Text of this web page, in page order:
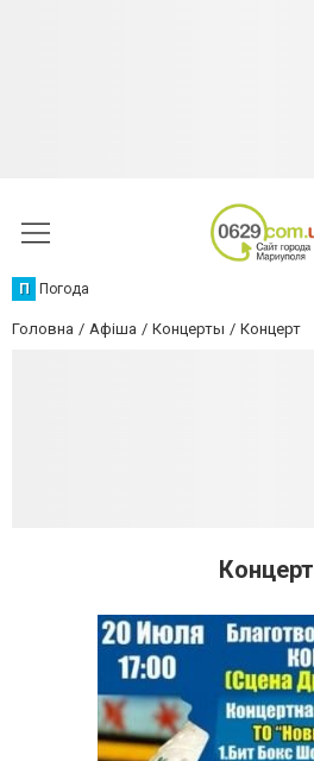
П Погода
Головна Афіша Концерты Концерт
Концерт